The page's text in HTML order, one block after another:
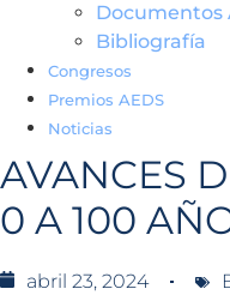
Documentos
Bibliografía
Congresos
Premios AEDS
Noticias
AVANCES
0 A 100
abril 23, 2024